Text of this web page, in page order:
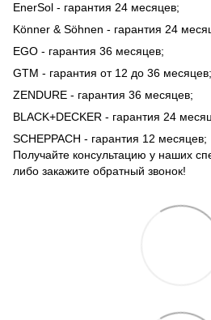
EnerSol - гарантия 24 месяцев;
Könner & Söhnen - гарантия 24
EGO - гарантия 36 месяцев;
GTM - гарантия от 12 до 36 месяцев;
ZENDURE - гарантия 36 месяцев;
BLACK+DECKER - гарантия 24
SCHEPPACH - гарантия 12 месяцев;
Получайте консультацию у наших
либо закажите обратный звонок!